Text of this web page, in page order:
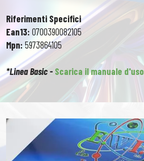
Riferimenti Specifici
Ean13: 0700390082105
Mpn: 5973864105
*Linea Basic - Scarica il manuale d'uso